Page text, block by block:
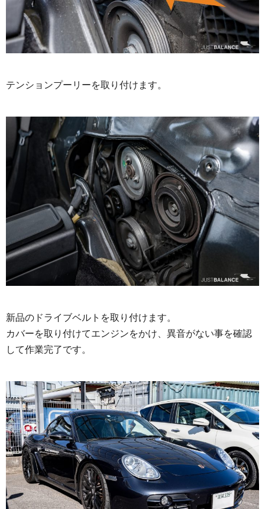
テンションプーリーを取り付けます。
新品のドライブベルトを取り付けます。
カバーを取り付けてエンジンをかけ、異音がない事を確認
して作業完了です。